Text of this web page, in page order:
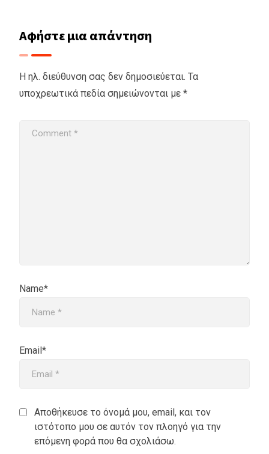
Αφήστε μια απάντηση
Η ηλ. διεύθυνση σας δεν δημοσιεύεται. Τα
υποχρεωτικά πεδία σημειώνονται με *
Name*
Email*
Αποθήκευσε το όνομά μου, email, και τον
ιστότοπο μου σε αυτόν τον πλοηγό για την
επόμενη φορά που θα σχολιάσω.